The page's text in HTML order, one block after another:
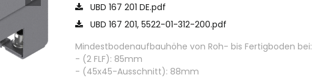
UBD 167 201 DE.pdf
UBD 167 201, 5522-01-312-200.pdf
Mindestbodenaufbauhöhe von Roh- bis Fertigboden bei:
- (2 FLF): 85mm
- (45x45-Ausschnitt): 88mm